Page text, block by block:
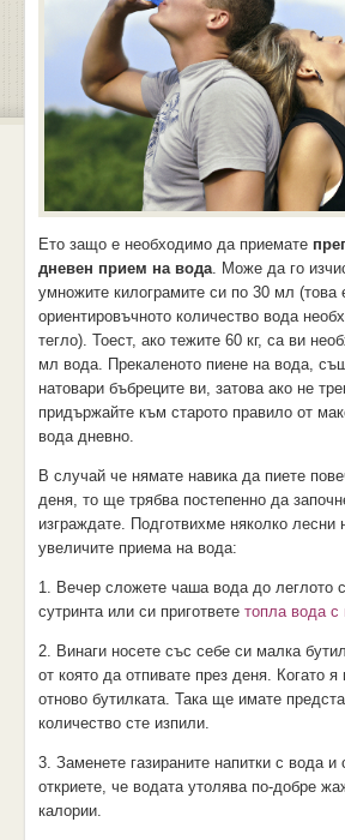
Ето защо е необходимо да приемате
дневен прием на вода. Може да го
умножите килограмите си по 30 мл (това
ориентировъчното количество вода
тегло). Тоест, ако тежите 60 кг, са ви
мл вода. Прекаленото пиене на вода,
натовари бъбреците ви, затова ако не
придържайте към старото правило от
вода дневно.
В случай че нямате навика да пиете
деня, то ще трябва постепенно да
изграждате. Подготвихме няколко лесни
увеличите приема на вода:
1. Вечер сложете чаша вода до леглото
сутринта или си пригответе топла вода с
2. Винаги носете със себе си малка
от която да отпивате през деня. Когато я
отново бутилката. Така ще имате
количество сте изпили.
3. Заменете газираните напитки с вода
откриете, че водата утолява по-добре
калории.